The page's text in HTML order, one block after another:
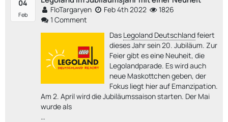
04
Feb
FloTargaryen Feb 4th 2022
1826
1 Comment
Das Legoland Deutschlandfeiert
dieses Jahr sein 20. Jubiläum. Zur
Feier gibt es eine Neuheit, die
Legolandparade. Es wird auch
neue Maskottchen geben, der
Fokus liegt hier auf Emanzipation.
Am 2. April wird die Jubiläumssaison starten. Der Mai
wurde als
…